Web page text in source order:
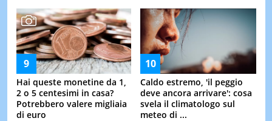
Hai queste monetine da 1,
2 o 5 centesimi in casa?
Potrebbero valere migliaia
di euro
Caldo estremo, 'il peggio
deve ancora arrivare': cosa
svela il climatologo sul
meteo di ...